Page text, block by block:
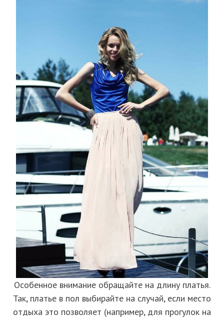
Особенное внимание обращайте на длину платья.
Так, платье в пол выбирайте на случай, если место
отдыха это позволяет (например, для прогулок на